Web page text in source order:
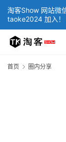
淘客Show 网站微
taoke2024 加入！
首页 圈内分享